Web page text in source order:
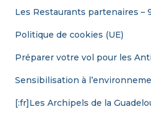
Les Restaurants partenaires –
Politique de cookies (UE)
Préparer votre vol pour les
Sensibilisation à
[:fr]Les Archipels de la